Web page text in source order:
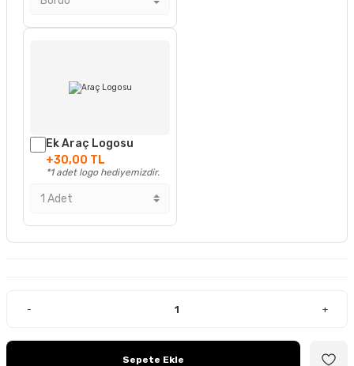
Ek Araç Logosu
+30,00 TL
*1 adet logo hediyemizdir.
- +
Sepete Ekle